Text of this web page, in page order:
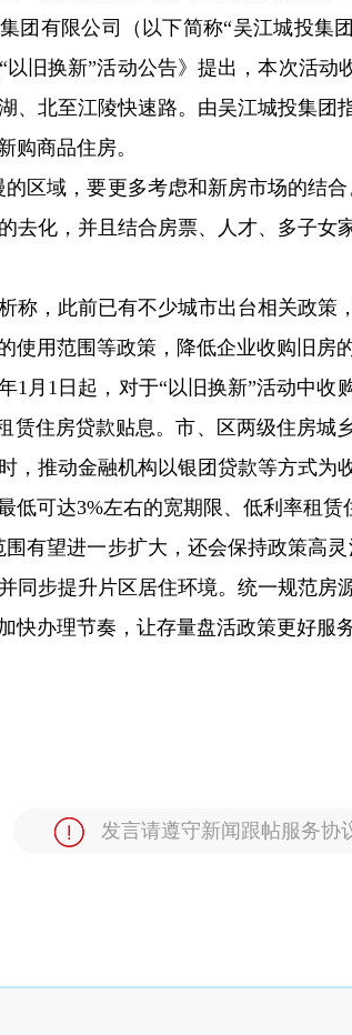
团有限公司（以下简称“吴江城投集
旧换新”活动公告》提出，本次活动
、北至江陵快速路。由吴江城投集团
购商品住房。
区域，要更多考虑和新房市场的结
去化，并且结合房票、人才、多子女
称，此前已有不少城市出台相关政策
使用范围等政策，降低企业收购旧房的
1月1日起，对于“以旧换新”活动中
赁住房贷款贴息。市、区两级住房城
，推动金融机构以银团贷款等方式为
低可达3%左右的宽期限、低利率租赁
有望进一步扩大，还会保持政策高
同步提升片区居住环境。统一规范房
快办理节奏，让存量盘活政策更好服务
发言请遵守新闻跟帖服务协